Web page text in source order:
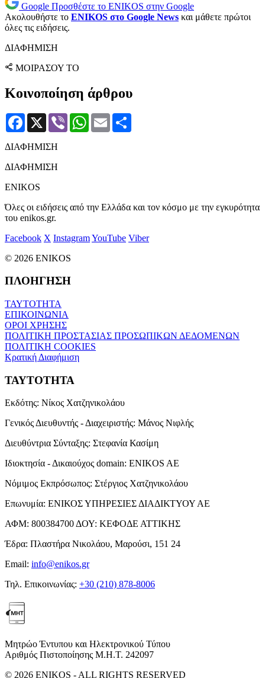
Google Προσθέστε το ENIKOS στην Google
Ακολουθήστε το ENIKOS στο Google News και μάθετε πρώτοι
όλες τις ειδήσεις.
ΔΙΑΦΗΜΙΣΗ
ΜΟΙΡΑΣΟΥ ΤΟ
Κοινοποίηση άρθρου
Facebook
X Viber WhatsApp
Email
ΔΙΑΦΗΜΙΣΗ
ΔΙΑΦΗΜΙΣΗ
ENIKOS
Όλες οι ειδήσεις από την Ελλάδα και τον κόσμο με την εγκυρότητα
του enikos.gr.
Facebook X InstagramYouTube Viber
© 2026 ENIKOS
ΠΛΟΗΓΗΣΗ
ΤΑΥΤΟΤΗΤΑ
ΕΠΙΚΟΙΝΩΝΙΑ
ΟΡΟΙ ΧΡΗΣΗΣ
ΠΟΛΙΤΙΚΗ ΠΡΟΣΤΑΣΙΑΣ ΠΡΟΣΩΠΙΚΩΝ ΔΕΔΟΜΕΝΩΝ
ΠΟΛΙΤΙΚΗ COOKIES
Κρατική Διαφήμιση
ΤΑΥΤΟΤΗΤΑ
Εκδότης: Νίκος Χατζηνικολάου
Γενικός Διευθυντής - Διαχειριστής: Μάνος Νιφλής
Διευθύντρια Σύνταξης: Στεφανία Κασίμη
Ιδιοκτησία - Δικαιούχος domain: ENIKOS AE
Νόμιμος Εκπρόσωπος: Στέργιος Χατζηνικολάου
Επωνυμία: ΕΝΙΚΟΣ ΥΠΗΡΕΣΙΕΣ ΔΙΑΔΙΚΤΥΟΥ ΑΕ
ΑΦΜ: 800384700 ΔΟΥ: ΚΕΦΟΔΕ ΑΤΤΙΚΗΣ
Έδρα: Πλαστήρα Νικολάου, Μαρούσι, 151 24
Email: info@enikos.gr
Τηλ. Επικοινωνίας: +30 (210) 878-8006
Μητρώο Έντυπου και Ηλεκτρονικού Τύπου
Αριθμός Πιστοποίησης Μ.Η.Τ. 242097
© 2026 ENIKOS - ALL RIGHTS RESERVED